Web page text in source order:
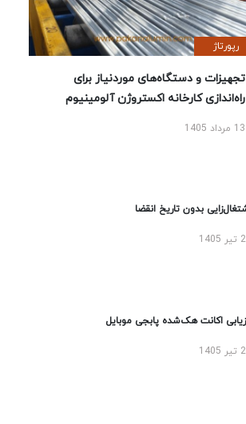
رپورتاژ
و دستگاه‌های موردنیاز برای
کارخانه اکستروژن آلومینیوم
1405
بدون تاریخ انقضا
اکانت هک‌شده پابجی موبایل